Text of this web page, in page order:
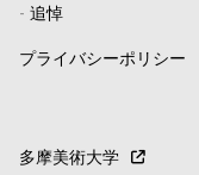
- 追悼
プライバシーポリシー
多摩美術大学